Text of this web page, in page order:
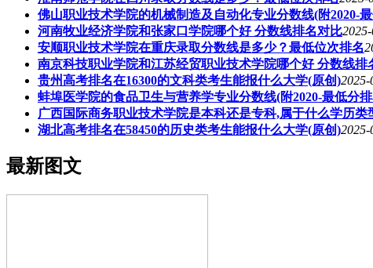
佛山职业技术学院的机械制造及自动化专业分数线(附2020-
河南牧业经济学院和张家口学院哪个好 分数线排名对比
安顺职业技术学院在重庆录取分数线是多少？最低位次排名
南京科技职业学院和江苏经贸职业技术学院哪个好 分数线排
贵州高考排名在16300的文科类考生能报什么大学(原创)2025-
蚌埠医学院的食品卫生与营养学专业分数线(附2020-最低分
广西国际商务职业技术学院是本科还是专科,属于什么学历类
湖北高考排名在58450的历史类考生能报什么大学(原创)2025-
最新图文